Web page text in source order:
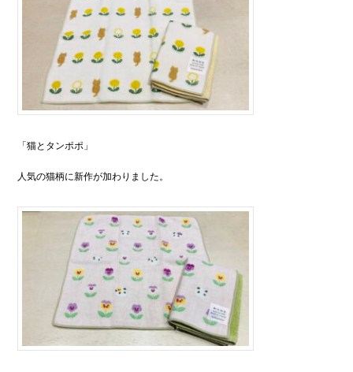
「猫とタンポポ」
人気の猫柄に新作が加わりました。